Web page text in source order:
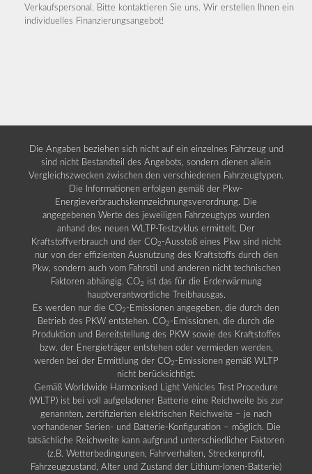
Verkaufspersonal. Bitte kontaktieren Sie uns. Wir erstellen Ihnen ein
individuelles Finanzierungsangebot!
Die Angaben beziehen sich nicht auf ein einzelnes Fahrzeug und
sind nicht Bestandteil des Angebots, sondern dienen allein
Vergleichszwecken zwischen den verschiedenen Fahrzeugtypen.
Die Informationen erfolgen gemäß der Pkw-
Energieverbrauchskennzeichnungsverordnung. Die
angegebenen Werte des jeweiligen Fahrzeugtyps wurden
anhand des neuen WLTP-Testzyklus ermittelt. Der
Kraftstoffverbrauch und der CO2 -Ausstoß eines Pkw sind nicht
nur von der effizienten Ausnutzung des Kraftstoffs durch den
Pkw, sondern auch vom Fahrstil und anderen nicht technischen
Faktoren abhängig. CO2 ist das für die Erderwärmung
hauptverantwortliche Treibhausgas.
Es werden nur die CO2 -Emissionen angegeben, die durch den
Betrieb des PKW entstehen. CO2 -Emissionen, die durch die
Produktion und Bereitstellung des PKW sowie des Kraftstoffes
bzw. der Energieträger entstehen oder vermieden werden,
werden bei der Ermittlung der CO2 -Emissionen gemäß WLTP
nicht berücksichtigt.
Gemäß Worldwide Harmonised Light Vehicles Test Procedure
(WLTP) ist bei voll aufgeladener Batterie eine Reichweite bis zur
genannten, zertifizierten elektrischen Reichweite – je nach
vorhandener Serien- und Batterie-Konfiguration – möglich. Die
tatsächliche Reichweite kann aufgrund unterschiedlicher Faktoren
(z.B. Wetterbedingungen, Fahrverhalten, Streckenprofil,
Fahrzeugzustand, Alter und Zustand der Lithium-Ionen-Batterie)